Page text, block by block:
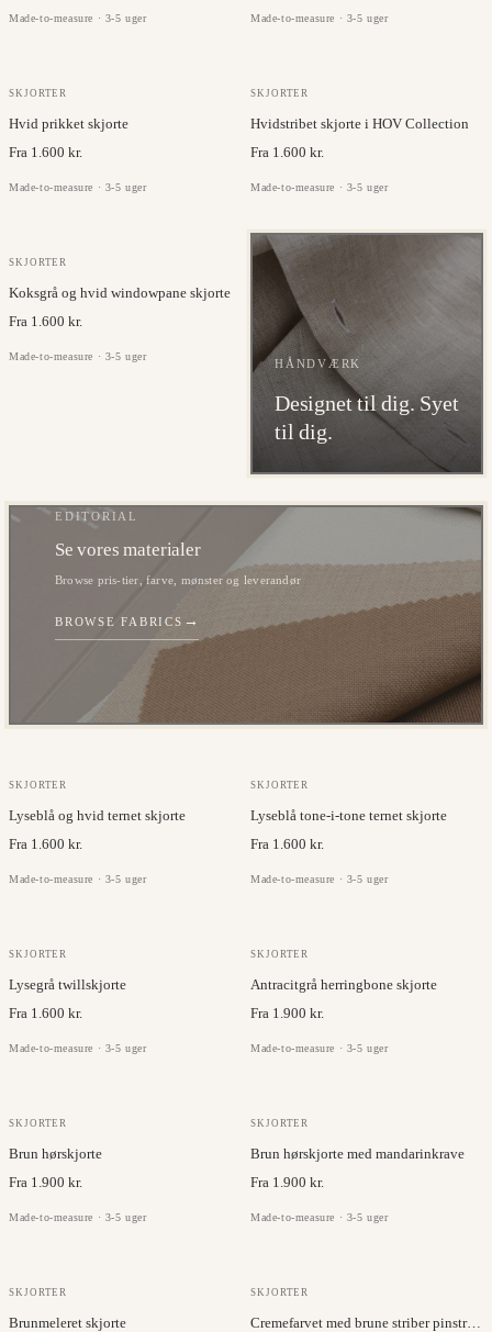
Made-to-measure · 3-5 uger Made-to-measure · 3-5 uger
JC COLLECTION
SKJORTER
Hvid prikket skjorte
Fra 1.600 kr.
Made-to-measure · 3-5 uger
JC COLLECTION
SKJORTER
Hvidstribet skjorte i HOV Collection
Fra 1.600 kr.
Made-to-measure · 3-5 uger
JC COLLECTION
SKJORTER
Koksgrå og hvid windowpane skjorte
Fra 1.600 kr.
Made-to-measure · 3-5 uger
HÅNDVÆRK
Designet til dig. Syet
til dig.
EDITORIAL
Se vores materialer
Browse pris-tier, farve, mønster og leverandør
BROWSE FABRICS →
JC COLLECTION
SKJORTER
Lyseblå og hvid ternet skjorte
Fra 1.600 kr.
Made-to-measure · 3-5 uger
JC COLLECTION
SKJORTER
Lyseblå tone-i-tone ternet skjorte
Fra 1.600 kr.
Made-to-measure · 3-5 uger
JC COLLECTION
SKJORTER
Lysegrå twillskjorte
Fra 1.600 kr.
Made-to-measure · 3-5 uger
RUKI
SKJORTER
Antracitgrå herringbone skjorte
Fra 1.900 kr.
Made-to-measure · 3-5 uger
BRISBANE MOSS
SKJORTER
Brun hørskjorte
Fra 1.900 kr.
Made-to-measure · 3-5 uger
BRISBANE MOSS
SKJORTER
Brun hørskjorte med mandarinkrave
Fra 1.900 kr.
Made-to-measure · 3-5 uger
JC COLLECTION
SKJORTER
Brunmeleret skjorte
RUKI
SKJORTER
Cremefarvet med brune striber pinstripe skjorte